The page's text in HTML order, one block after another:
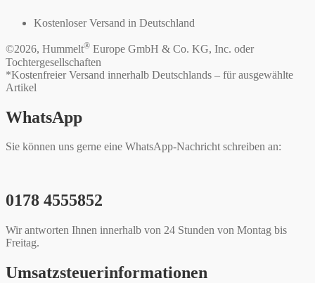
Kostenloser Versand in Deutschland
©2026, Hummelt® Europe GmbH & Co. KG, Inc. oder
Tochtergesellschaften
*Kostenfreier Versand innerhalb Deutschlands – für ausgewählte
Artikel
WhatsApp
Sie können uns gerne eine WhatsApp-Nachricht schreiben an:
0178 4555852
Wir antworten Ihnen innerhalb von 24 Stunden von Montag bis
Freitag.
Umsatzsteuerinformationen